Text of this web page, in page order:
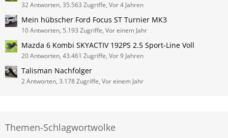
32 Antworten, 35.563 Zugriffe, Vor 4 Jahren
Mein hübscher Ford Focus ST Turnier MK3
10 Antworten, 5.193 Zugriffe, Vor einem Jahr
Mazda 6 Kombi SKYACTIV 192PS 2.5 Sport-Line Voll
20 Antworten, 43.461 Zugriffe, Vor 9 Jahren
Talisman Nachfolger
2 Antworten, 3.178 Zugriffe, Vor einem Jahr
Themen-Schlagwortwolke